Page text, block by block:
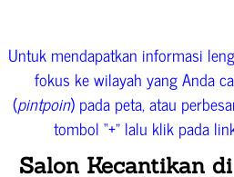
Untuk mendapatkan informasi
fokus ke wilayah yang Anda
(pintpoin) pada peta, atau
tombol “+” lalu klik pada
Salon Kecantikan